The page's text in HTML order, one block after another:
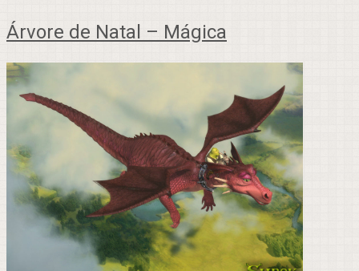
Árvore de Natal – Mágica